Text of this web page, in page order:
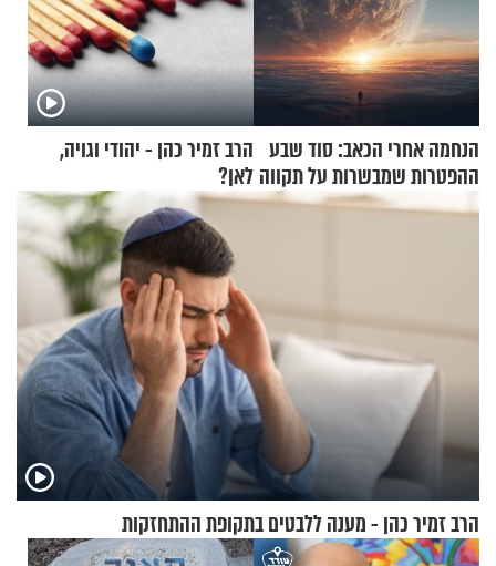
הנחמה אחרי הכאב: סוד שבע
ההפטרות שמבשרות על תקווה
וגאולה
הרב זמיר כהן - יהודי וגויה,
לאן?
הרב זמיר כהן - מענה ללבטים בתקופת ההתחזקות